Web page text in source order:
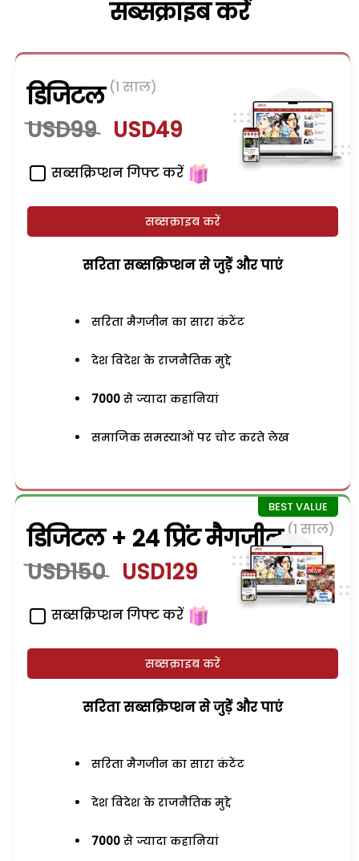
सब्सक्राइब करें
डिजिटल (1 साल)
USD99 USD49
सब्सक्रिप्शन गिफ्ट करें
सब्सक्राइब करें
सरिता सब्सक्रिप्शन से जुड़ेें और पाएं
सरिता मैगजीन का सारा कंटेंट
देश विदेश के राजनैतिक मुद्दे
7000 से ज्यादा कहानियां
समाजिक समस्याओं पर चोट करते लेख
डिजिटल + 24 प्रिंट मैगजीन (1 साल)
USD150 USD129
सब्सक्रिप्शन गिफ्ट करें
सब्सक्राइब करें
सरिता सब्सक्रिप्शन से जुड़ेें और पाएं
सरिता मैगजीन का सारा कंटेंट
देश विदेश के राजनैतिक मुद्दे
7000 से ज्यादा कहानियां